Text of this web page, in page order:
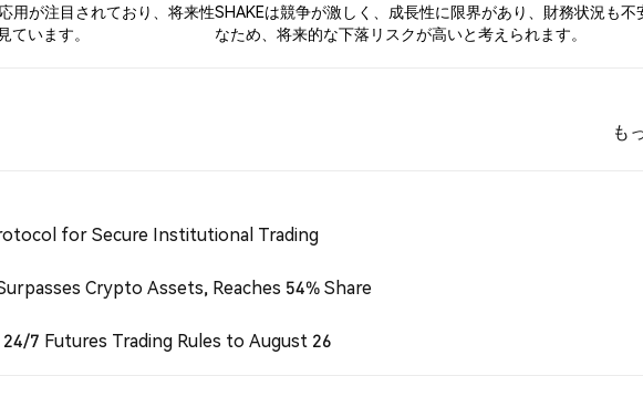
用が注目されており、将来性
います。
SHAKEは競争が激しく、成長性に限界があり、財務状況も不
なため、将来的な下落リスクが高いと考えられます。
も
for Secure Institutional Trading
Crypto Assets, Reaches 54% Share
7 Futures Trading Rules to August 26